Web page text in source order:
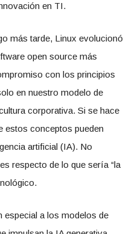
en TI.
más tarde, Linux evolucionó
open source más
con los principios
en nuestro modelo de
corporativa. Si se hace
estos conceptos pueden
artificial (IA). No
respecto de lo que sería “la
especial a los modelos de